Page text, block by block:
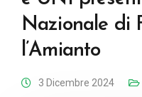
Nazionale di
l’Amianto
3 Dicembre 2024